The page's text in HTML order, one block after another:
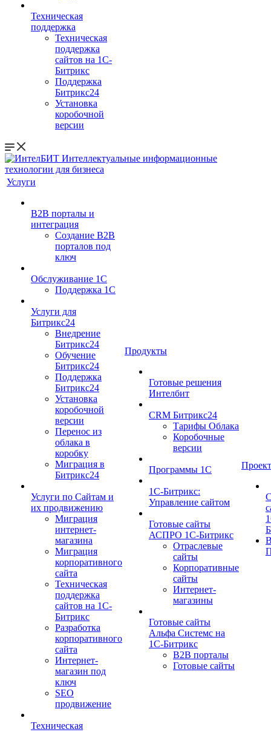
Техническая
поддержка
Техническая
поддержка
сайтов на 1С-
Битрикс
Поддержка
Битрикс24
Установка
коробочной
версии
Услуги
B2B порталы и
интеграция
Создание B2B
порталов под
ключ
Обслуживание 1С
Поддержка 1С
Услуги для
Битрикс24
Внедрение
Битрикс24
Обучение
Битрикс24
Поддержка
Битрикс24
Установка
коробочной
версии
Перенос из
облака в
коробку
Миграция в
Битрикс24
Услуги по Сайтам и
их продвижению
Миграция
интернет-
магазина
Миграция
корпоративного
сайта
Техническая
поддержка
сайтов на 1С-
Битрикс
Разработка
корпоративного
сайта
Интернет-
магазин под
ключ
SEO
продвижение
Техническая
Продукты
Готовые решения
Интелбит
CRM Битрикс24
Тарифы Облака
Коробочные
версии
Программы 1С
1C-Битрикс:
Управление сайтом
Готовые сайты
АСПРО 1С-Битрикс
Отраслевые
сайты
Корпоративные
сайты
Интернет-
магазины
Готовые сайты
Альфа Системс на
1С-Битрикс
B2B порталы
Готовые сайты